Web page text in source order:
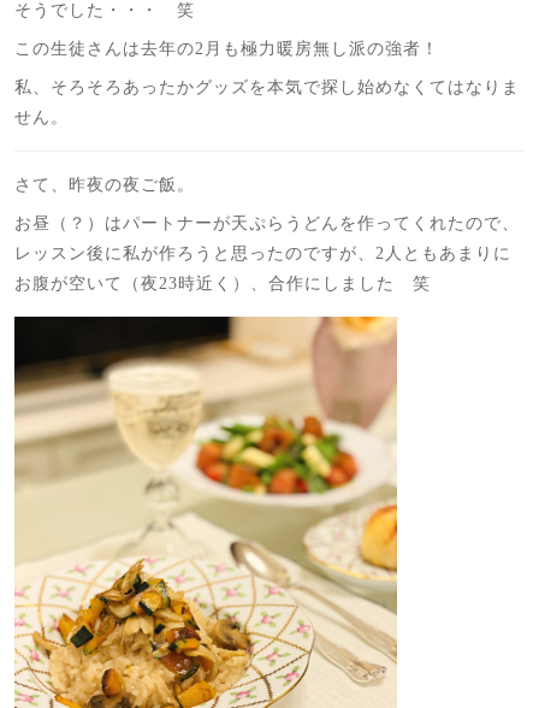
そうでした・・・ 笑
この生徒さんは去年の2月も極力暖房無し派の強者！
私、そろそろあったかグッズを本気で探し始めなくてはなりま
せん。
さて、昨夜の夜ご飯。
お昼（？）はパートナーが天ぷらうどんを作ってくれたので、
レッスン後に私が作ろうと思ったのですが、2人ともあまりに
お腹が空いて（夜23時近く）、合作にしました 笑